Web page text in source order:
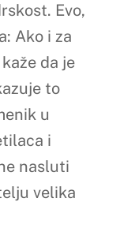
Evo,
Ako i za
da je
to
u
i
nasluti
velika